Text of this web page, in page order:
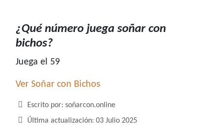
¿Qué número juega soñar con
bichos?
Juega el 59
Ver Soñar con Bichos
Detalles
Escrito por: soñarcon.online
Última actualización: 03 Julio 2025